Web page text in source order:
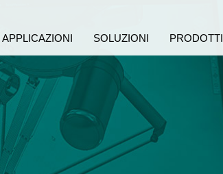
APPLICAZIONI SOLUZIONI PRODOTTI